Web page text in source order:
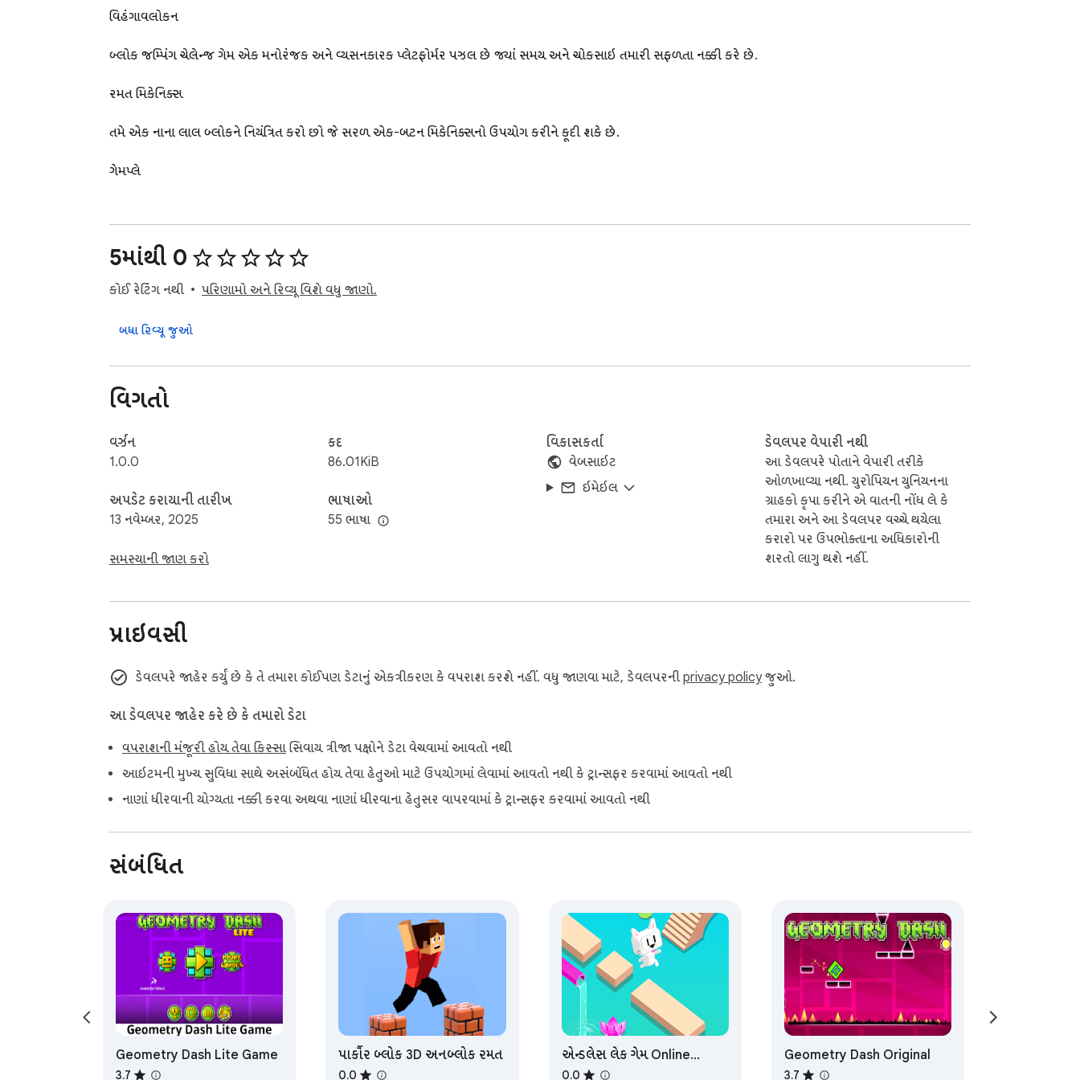
વિહંગાવલોકન
બ્લોક જમ્પિંગ ચેલેન્જ ગેમ એક મનોરંજક અને વ્યસનકારક પ્લેટફોર્મર પઝલ છે જ્યાં સમય અને ચોકસાઇ તમારી સફળતા નક્કી કરે છે.
રમત મિકેનિક્સ
તમે એક નાના લાલ બ્લોકને નિયંત્રિત કરો છો જે સરળ એક-બટન મિકેનિક્સનો ઉપયોગ કરીને કૂદી શકે છે.
ગેમપ્લે
મુશ્કેલી અને પ્રગતિ
30 કાળજીપૂર્વક ડિઝાઇન કરેલા તબક્કાઓ સાથે, રમત સરળ શરૂ થાય છે પરંતુ ઝડપથી તીવ્ર પ્રતિક્રિયાઓની માંગ કરે છે.
સિદ્ધિઓ અને સ્પર્ધા
તમારા પ્રદર્શનને ટ્રૅક કરો અને સૌથી ઓછા પ્રયાસો સાથે તમામ સ્તરો પૂર્ણ કરવા માટે તમારી જાતને પડકાર આપો.
મફત, ઑફલાઇન અને જાહેરાત-મુક્ત અનુભવ
ગમે ત્યારે, ગમે ત્યાં બ્લોક જમ્પિંગ ચેલેન્જ ગેમનો આનંદ લો.
સરળ દ્રશ્યો, સાહજિક નિયંત્રણો અને હળવા વજનની ડિઝાઇન તેને દરેક માટે સુલભ બનાવે છે.
નિષ્કર્ષ
5માંથી 0
કોઈ રેટિંગ નથી પરિણામો અને રિવ્યૂ વિશે વધુ જાણો.
બધા રિવ્યૂ જુઓ
વિગતો
વર્ઝન
1.0.0
અપડેટ કરાયાની તારીખ
13 નવેમ્બર, 2025
સમસ્યાની જાણ કરો
કદ
86.01KiB
ભાષાઓ
55 ભાષા
વિકાસકર્તા
વેબસાઇટ
ઇમેઇલ
ડેવલપર વેપારી નથી
આ ડેવલપરે પોતાને વેપારી તરીકે
ઓળખાવ્યા નથી. યુરોપિયન યુનિયનના
ગ્રાહકો કૃપા કરીને એ વાતની નોંધ લે કે
તમારા અને આ ડેવલપર વચ્ચે થયેલા
કરારો પર ઉપભોક્તાના અધિકારોની
શરતો લાગુ થશે નહીં.
પ્રાઇવસી
ડેવલપરે જાહેર કર્યું છે કે તે તમારા કોઈપણ ડેટાનું એકત્રીકરણ કે વપરાશ કરશે નહીં. વધુ જાણવા માટે, ડેવલપરનીprivacy policyજુઓ.
આ ડેવલપર જાહેર કરે છે કે તમારો ડેટા
વપરાશની મંજૂરી હોય તેવા કિસ્સાસિવાય ત્રીજા પક્ષોને ડેટા વેચવામાં આવતો નથી
આઇટમની મુખ્ય સુવિધા સાથે અસંબંધિત હોય તેવા હેતુઓ માટે ઉપયોગમાં લેવામાં આવતો નથી કે ટ્રાન્સફર કરવામાં આવતો નથી
નાણાં ધીરવાની યોગ્યતા નક્કી કરવા અથવા નાણાં ધીરવાના હેતુસર વાપરવામાં કે ટ્રાન્સફર કરવામાં આવતો નથી
સંબંધિત
Geometry Dash Lite Game
3.7
પાર્કૌર બ્લોક 3D અનબ્લોક રમત
0.0
એન્ડલેસ લેક ગેમ Online
Game
0.0
Geometry Dash Original
3.7